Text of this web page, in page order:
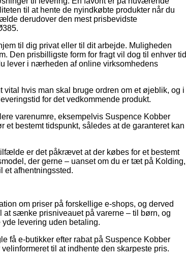
til at hente de nyindkøbte produkter når du
derudover den mest prisbevidste
til dig privat eller til dit arbejde. Muligheden
Den prisbilligste form for fragt vil dog til enhver tid
lever i nærheden af online virksomhedens
hvis man skal bruge ordren om et øjeblik, og i
for det vedkommende produkt.
varenumre, eksempelvis Suspence Kobber
bestemt tidspunkt, således at de garanteret kan
er det påkrævet at der købes for et bestemt
der gerne – uanset om du er tæt på Kolding,
et afhentningssted.
om priser på forskellige e-shops, og derved
at sænke prisniveauet på varerne – til børn, og
levering uden betaling.
få e-butikker efter rabat på Suspence Kobber
til at indhente den skarpeste pris.